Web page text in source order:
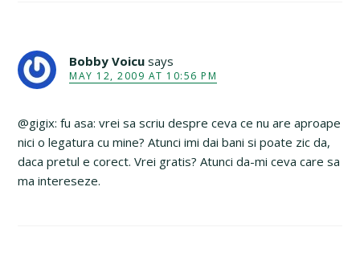
Bobby Voicu says
MAY 12, 2009 AT 10:56 PM
@gigix: fu asa: vrei sa scriu despre ceva ce nu are aproape
nici o legatura cu mine? Atunci imi dai bani si poate zic da,
daca pretul e corect. Vrei gratis? Atunci da-mi ceva care sa
ma intereseze.